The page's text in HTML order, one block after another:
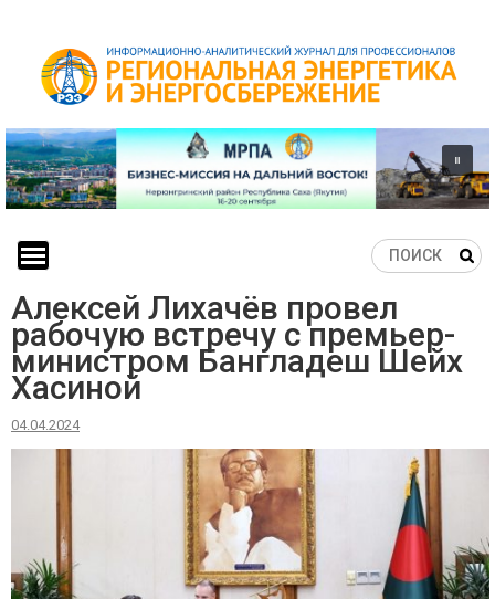
content
Алексей Лихачёв провел
рабочую встречу с премьер-
министром Бангладеш Шейх
Хасиной
04.04.2024